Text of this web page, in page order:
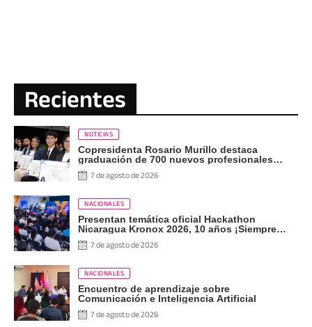
Recientes
NOTICIAS
Copresidenta Rosario Murillo destaca
graduación de 700 nuevos profesionales
Pueblo Presidente
7 de agosto de 2026
NACIONALES
Presentan temática oficial Hackathon
Nicaragua Kronox 2026, 10 años ¡Siempre
Más Allá!
7 de agosto de 2026
NACIONALES
Encuentro de aprendizaje sobre
Comunicación e Inteligencia Artificial
7 de agosto de 2026